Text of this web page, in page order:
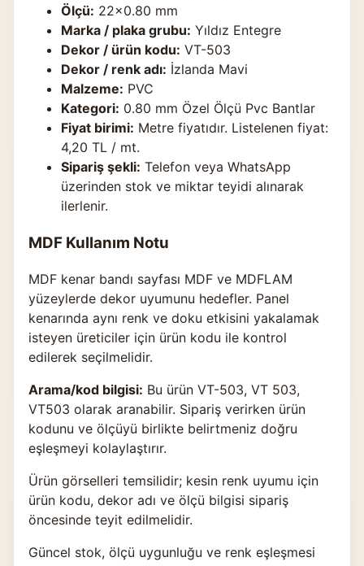
Ölçü: 22×0.80 mm
Marka / plaka grubu: Yıldız Entegre
Dekor / ürün kodu: VT-503
Dekor / renk adı: İzlanda Mavi
Malzeme: PVC
Kategori: 0.80 mm Özel Ölçü Pvc Bantlar
Fiyat birimi: Metre fiyatıdır. Listelenen fiyat:
4,20 TL / mt.
Sipariş şekli: Telefon veya WhatsApp
üzerinden stok ve miktar teyidi alınarak
ilerlenir.
MDF Kullanım Notu
MDF kenar bandı sayfası MDF ve MDFLAM
yüzeylerde dekor uyumunu hedefler. Panel
kenarında aynı renk ve doku etkisini yakalamak
isteyen üreticiler için ürün kodu ile kontrol
edilerek seçilmelidir.
Arama/kod bilgisi: Bu ürün VT-503, VT 503,
VT503 olarak aranabilir. Sipariş verirken ürün
kodunu ve ölçüyü birlikte belirtmeniz doğru
eşleşmeyi kolaylaştırır.
Ürün görselleri temsilidir; kesin renk uyumu için
ürün kodu, dekor adı ve ölçü bilgisi sipariş
öncesinde teyit edilmelidir.
Güncel stok, ölçü uygunluğu ve renk eşleşmesi